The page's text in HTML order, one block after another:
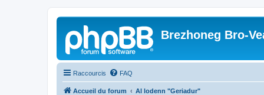
Brezhoneg Bro-
Raccourcis FAQ
Accueil du forum Al lodenn "Geriadur"